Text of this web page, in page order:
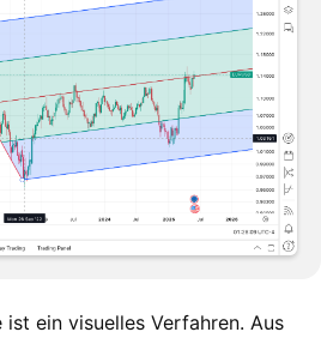
ist ein visuelles Verfahren. Aus